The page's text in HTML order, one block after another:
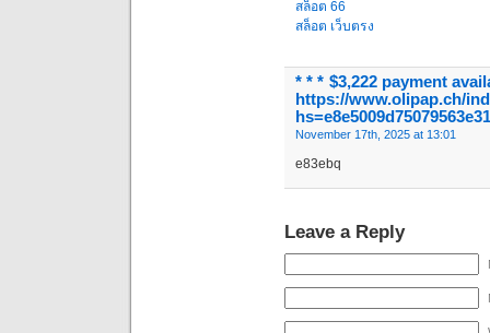
สล็อต 66
สล็อต เว็บตรง
* * * $3,222 payment
https://
November 17th, 2025 at 13:01
e83ebq
Leave a Reply